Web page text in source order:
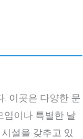
이곳은 다양한 문
임이나 특별한 날
설을 갖추고 있